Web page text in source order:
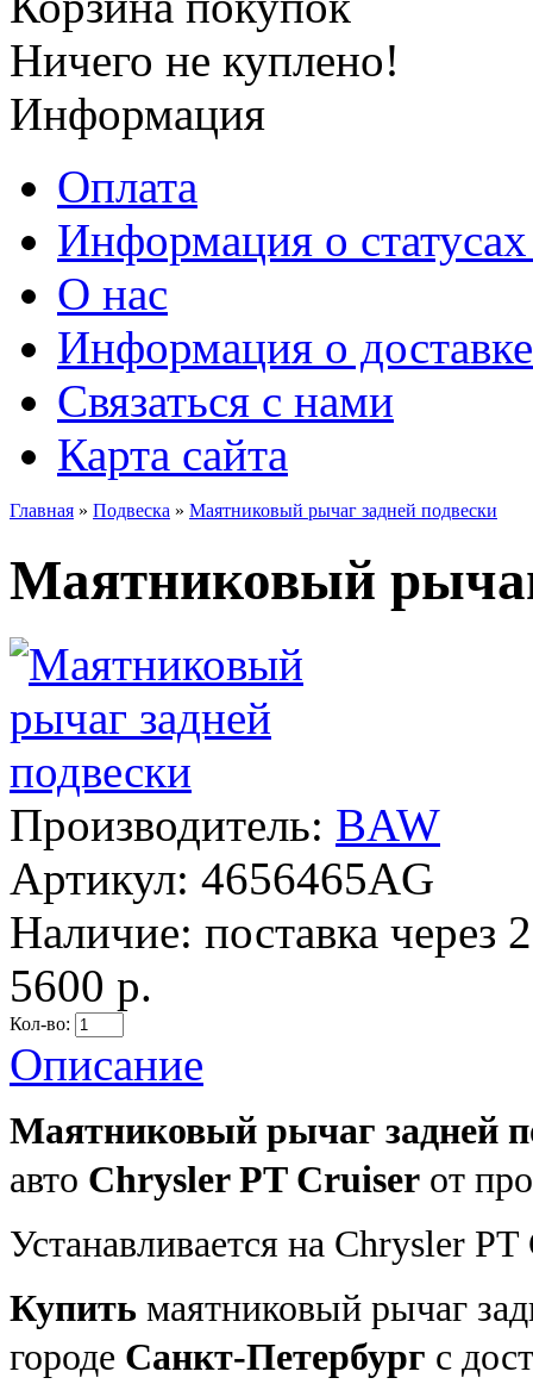
Ничего не куплено!
Информация
Оплата
Информация о статусах
О нас
Информация о доставке
Связаться с нами
Карта сайта
Главная » Подвеска » Маятниковый рычаг задней подвески
Маятниковый
Производитель: BAW
Артикул: 4656465AG
Наличие: поставка через
5600 р.
Кол-во:
Описание
Маятниковый рычаг задней
авто Chrysler PT Cruiser от
Устанавливается на Chrysler
Купить маятниковый рычаг
городе Санкт-Петербург с